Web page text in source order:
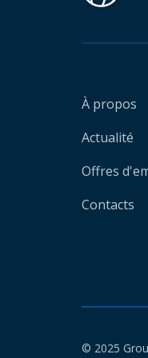
À propos
Actualité
Offres
Contacts
© 2025